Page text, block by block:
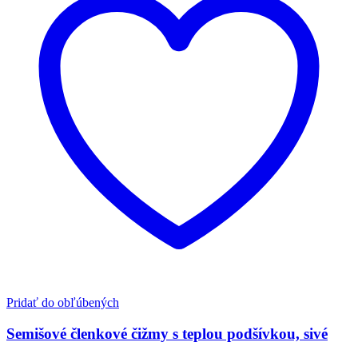
Pridať do obľúbených
Semišové členkové čižmy s teplou podšívkou, sivé